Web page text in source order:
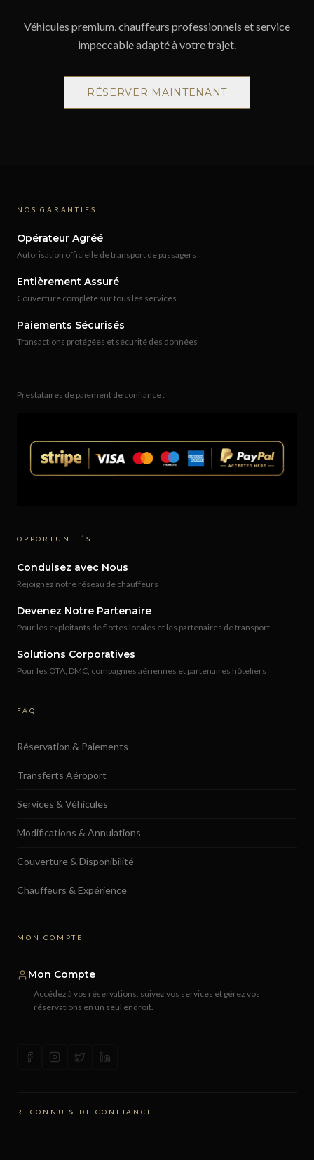
Véhicules premium, chauffeurs professionnels et service
impeccable adapté à votre trajet.
RÉSERVER MAINTENANT
NOS GARANTIES
Opérateur Agréé
Autorisation officielle de transport de passagers
Entièrement Assuré
Couverture complète sur tous les services
Paiements Sécurisés
Transactions protégées et sécurité des données
Prestataires de paiement de confiance :
OPPORTUNITÉS
Conduisez avec Nous
Rejoignez notre réseau de chauffeurs
Devenez Notre Partenaire
Pour les exploitants de flottes locales et les partenaires de transport
Solutions Corporatives
Pour les OTA, DMC, compagnies aériennes et partenaires hôteliers
FAQ
Réservation & Paiements
Transferts Aéroport
Services & Véhicules
Modifications & Annulations
Couverture & Disponibilité
Chauffeurs & Expérience
MON COMPTE
Mon Compte
Accédez à vos réservations, suivez vos services et gérez vos
réservations en un seul endroit.
RECONNU & DE CONFIANCE